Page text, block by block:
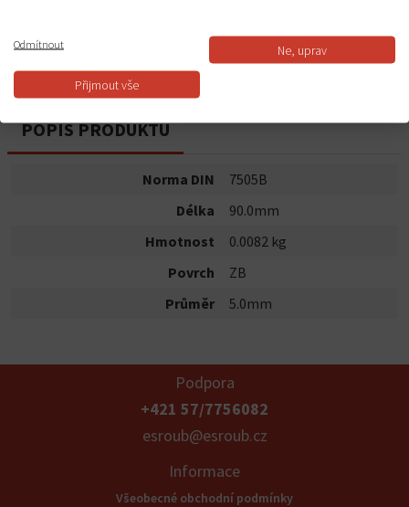
Dostupnost:Skladem
POPIS PRODUKTU
Norma DIN
7505B
Délka
90.0mm
Hmotnost
0.0082 kg
Povrch
ZB
Průměr
5.0mm
Podpora
+421 57/7756082
esroub@esroub.cz
Informace
Všeobecné obchodní podmínky
Odmítnout Ne, uprav
Přijmout vše